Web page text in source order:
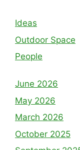
Ideas
Outdoor Space
People
June 2026
May 2026
March 2026
October 2025